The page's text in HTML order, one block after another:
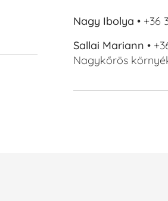
Nagy Ibolya • +36
Sallai Mariann •
Nagykőrös